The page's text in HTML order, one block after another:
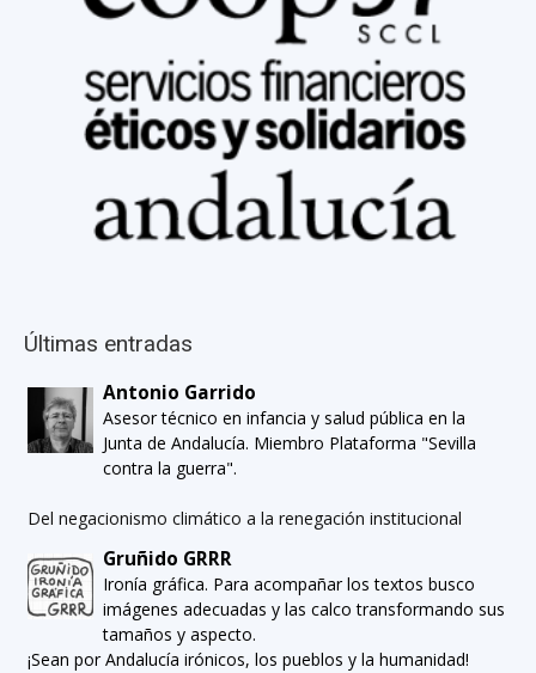
Últimas entradas
Antonio Garrido
Asesor técnico en infancia y salud pública en la
Junta de Andalucía. Miembro Plataforma "Sevilla
contra la guerra".
Del negacionismo climático a la renegación institucional
Gruñido GRRR
Ironía gráfica. Para acompañar los textos busco
imágenes adecuadas y las calco transformando sus
tamaños y aspecto.
¡Sean por Andalucía irónicos, los pueblos y la humanidad!